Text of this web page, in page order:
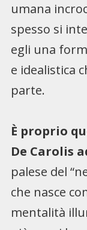
umana
spesso si
egli una
e idealistica
parte.
È proprio
De Carolis
palese del
che nasce
mentalità